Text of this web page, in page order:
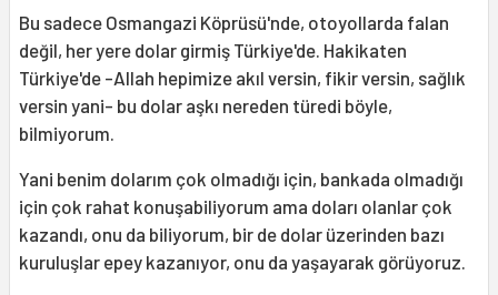
Bu sadece Osmangazi Köprüsü'nde, otoyollarda falan
değil, her yere dolar girmiş Türkiye'de. Hakikaten
Türkiye'de -Allah hepimize akıl versin, fikir versin, sağlık
versin yani- bu dolar aşkı nereden türedi böyle,
bilmiyorum.
Yani benim dolarım çok olmadığı için, bankada olmadığı
için çok rahat konuşabiliyorum ama doları olanlar çok
kazandı, onu da biliyorum, bir de dolar üzerinden bazı
kuruluşlar epey kazanıyor, onu da yaşayarak görüyoruz.